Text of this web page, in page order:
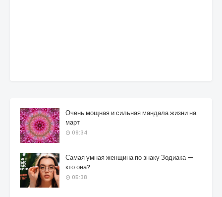
Очень мощная и сильная мандала жизни на
март
09:34
Самая умная женщина по знаку Зодиака —
кто она?
05:38